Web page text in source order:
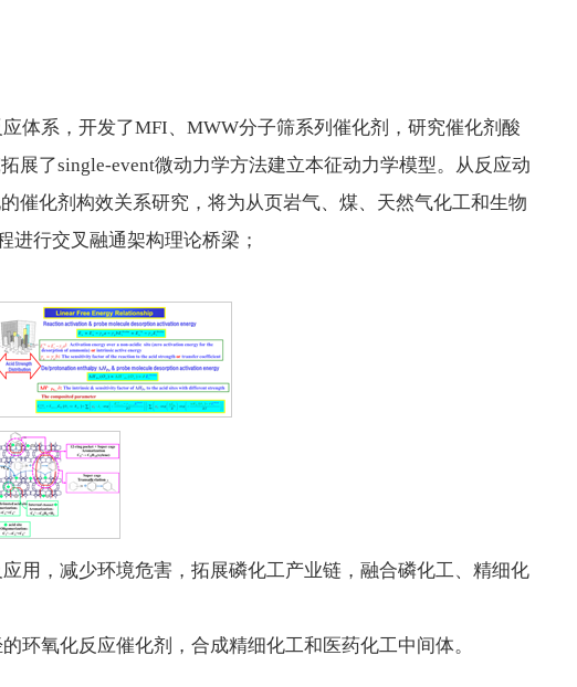
体系，开发了MFI、MWW分子筛系列催化剂，研究催化剂酸
展了single-event微动力学方法建立本征动力学模型。从反应动
催化剂构效关系研究，将为从页岩气、煤、天然气化工和生物
进行交叉融通架构理论桥梁；
用，减少环境危害，拓展磷化工产业链，融合磷化工、精细化
环氧化反应催化剂，合成精细化工和医药化工中间体。